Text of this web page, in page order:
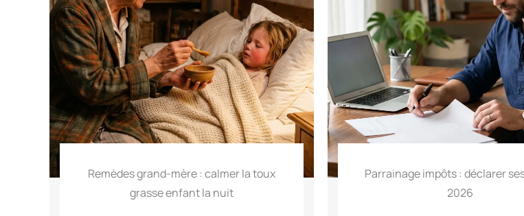
Remèdes grand-mère : calmer la toux
grasse enfant la nuit
Parrainage impôts : déclarer
2026